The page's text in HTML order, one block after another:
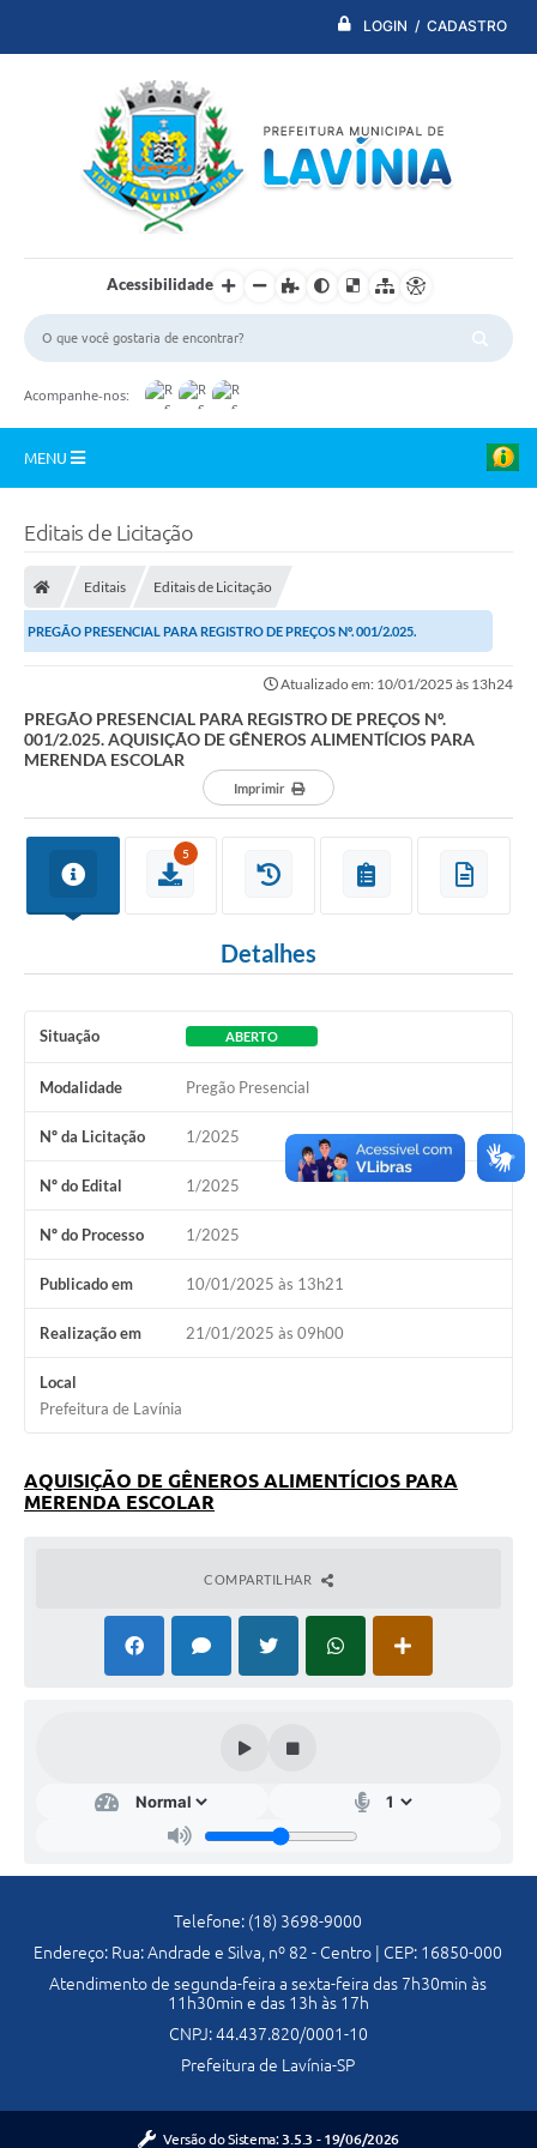
LOGIN / CADASTRO
Acessibilidade
Acompanhe-nos:
MENU
PDTI
Conselhos de Educação
Licitacões
Pareceres do TCESP
Diário Oficial
Ouvidoria
CEMITÉRIO MUNICIPAL
Legislação
Editais
Pesquisa de Satisfação
Meio Ambiente
Editais de Licitação
Editais Editais de Licitação
PREGÃO PRESENCIAL PARA REGISTRO DE PREÇOS Nº. 001/2.025.
AQUISIÇÃO DE GÊNEROS ALIMENTÍCIOS PARA MERENDA...
Atualizado em: 10/01/2025 às 13h24
PREGÃO PRESENCIAL PARA REGISTRO DE PREÇOS Nº.
001/2.025. AQUISIÇÃO DE GÊNEROS ALIMENTÍCIOS PARA
MERENDA ESCOLAR
Imprimir
5
Detalhes
Situação ABERTO
Modalidade Pregão Presencial
Nº da Licitação 1/2025
Nº do Edital 1/2025
Nº do Processo 1/2025
Publicado em 10/01/2025 às 13h21
Realização em 21/01/2025 às 09h00
Local
Prefeitura de Lavínia
AQUISIÇÃO DE GÊNEROS ALIMENTÍCIOS PARA
MERENDA ESCOLAR
COMPARTILHAR
Telefone: (18) 3698-9000
Endereço: Rua: Andrade e Silva, nº 82 - Centro | CEP: 16850-000
Atendimento de segunda-feira a sexta-feira das 7h30min às
11h30min e das 13h às 17h
CNPJ: 44.437.820/0001-10
Prefeitura de Lavínia-SP
Versão do Sistema: 3.5.3 - 19/06/2026